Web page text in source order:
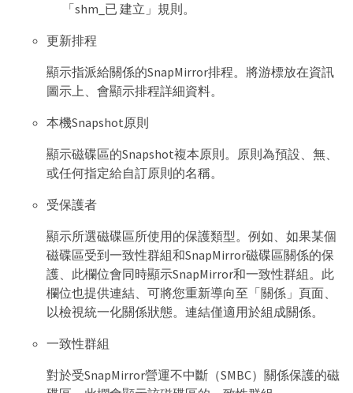
「shm_已 建立」規則。
更新排程
顯示指派給關係的SnapMirror排程。將游標放在資訊
圖示上、會顯示排程詳細資料。
本機Snapshot原則
顯示磁碟區的Snapshot複本原則。原則為預設、無、
或任何指定給自訂原則的名稱。
受保護者
顯示所選磁碟區所使用的保護類型。例如、如果某個
磁碟區受到一致性群組和SnapMirror磁碟區關係的保
護、此欄位會同時顯示SnapMirror和一致性群組。此
欄位也提供連結、可將您重新導向至「關係」頁面、
以檢視統一化關係狀態。連結僅適用於組成關係。
一致性群組
對於受SnapMirror營運不中斷（SMBC）關係保護的磁